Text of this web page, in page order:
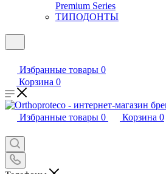
Premium Series
ТИПОДОНТЫ
Избранные товары 0
Корзина 0
Избранные товары 0 Корзина 0